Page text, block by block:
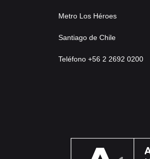
Metro Los Héroes
Santiago de Chile
Teléfono +56 2 2692 0200